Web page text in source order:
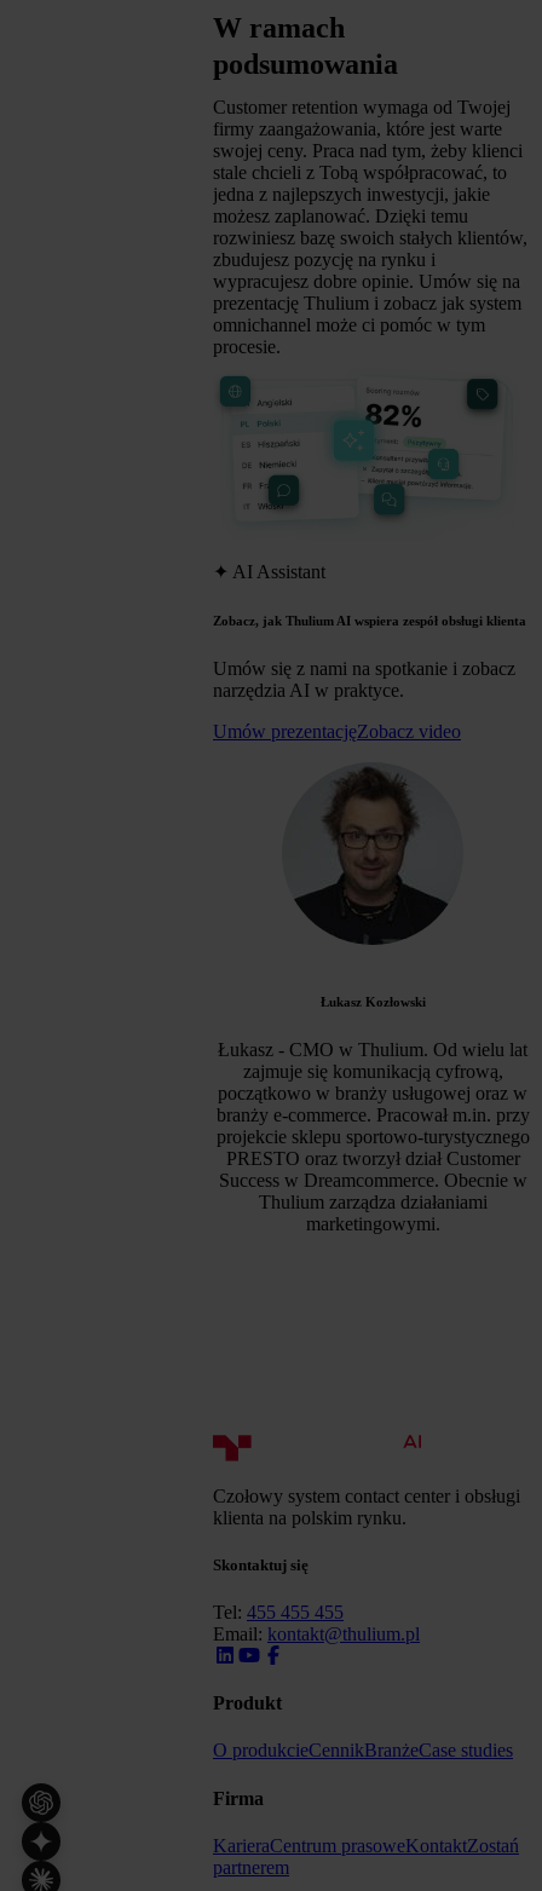
W ramach
podsumowania
Customer retention wymaga od Twojej
firmy zaangażowania, które jest warte
swojej ceny. Praca nad tym, żeby klienci
stale chcieli z Tobą współpracować, to
jedna z najlepszych inwestycji, jakie
możesz zaplanować. Dzięki temu
rozwiniesz bazę swoich stałych klientów,
zbudujesz pozycję na rynku i
wypracujesz dobre opinie. Umów się na
prezentację Thulium i zobacz jak system
omnichannel może ci pomóc w tym
procesie.
✦ AI Assistant
Zobacz, jak Thulium AI wspiera zespół obsługi klienta
Umów się z nami na spotkanie i zobacz
narzędzia AI w praktyce.
Umów prezentacjęZobacz video
Łukasz Kozłowski
Łukasz - CMO w Thulium. Od wielu lat
zajmuje się komunikacją cyfrową,
początkowo w branży usługowej oraz w
branży e-commerce. Pracował m.in. przy
projekcie sklepu sportowo-turystycznego
PRESTO oraz tworzył dział Customer
Success w Dreamcommerce. Obecnie w
Thulium zarządza działaniami
marketingowymi.
Czołowy system contact center i obsługi
klienta na polskim rynku.
Skontaktuj się
Tel: 455 455 455
Email: kontakt@thulium.pl
Produkt
O produkcieCennikBranżeCase studies
Firma
KarieraCentrum prasoweKontaktZostań
partnerem